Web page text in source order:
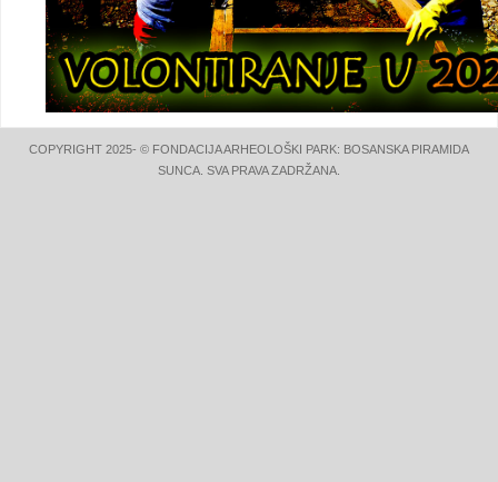
COPYRIGHT 2025- © FONDACIJA ARHEOLOŠKI PARK: BOSANSKA PIRAMIDA
SUNCA. SVA PRAVA ZADRŽANA.